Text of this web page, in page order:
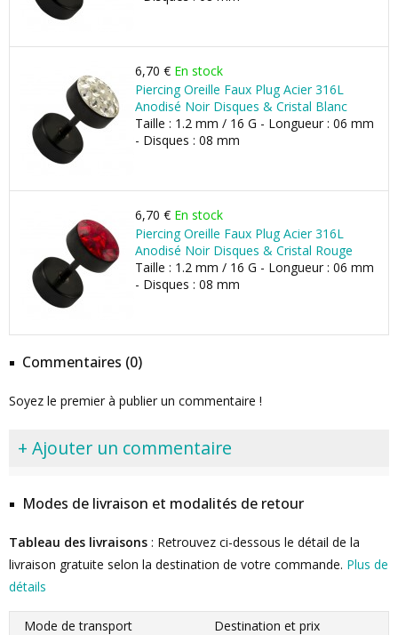
6,70 € En stock
Piercing Oreille Faux Plug Acier 316L
Anodisé Noir Disques & Cristal Blanc
Taille : 1.2 mm / 16 G - Longueur : 06 mm
- Disques : 08 mm
6,70 € En stock
Piercing Oreille Faux Plug Acier 316L
Anodisé Noir Disques & Cristal Rouge
Taille : 1.2 mm / 16 G - Longueur : 06 mm
- Disques : 08 mm
Commentaires (0)
Soyez le premier à publier un commentaire !
+ Ajouter un commentaire
Modes de livraison et modalités de retour
Tableau des livraisons : Retrouvez ci-dessous le détail de la
livraison gratuite selon la destination de votre commande. Plus de
détails
Mode de transport
Destination et prix